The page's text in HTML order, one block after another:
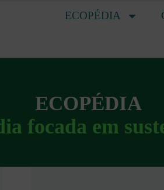
ECOPÉDIA
ECOPÉDIA
focada em